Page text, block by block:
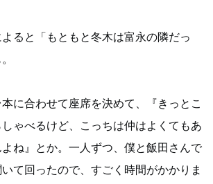
ると「もともと冬木は富永の隣だっ
に合わせて座席を決めて、『きっとこ
ゃべるけど、こっちは仲はよくてもあ
ね』とか。一人ずつ、僕と飯田さんで
て回ったので、すごく時間がかかりま